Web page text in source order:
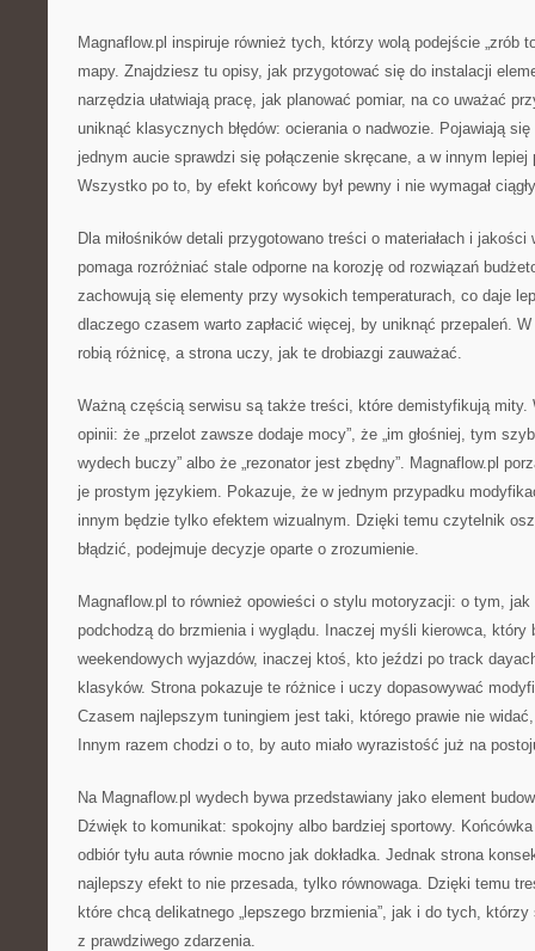
Magnaflow.pl inspiruje również tych, którzy wolą podejście „zrób
mapy. Znajdziesz tu opisy, jak przygotować się do instalacji
narzędzia ułatwiają pracę, jak planować pomiar, na co uważać
uniknąć klasycznych błędów: ocierania o nadwozie. Pojawiają
jednym aucie sprawdzi się połączenie skręcane, a w innym lepiej
Wszystko po to, by efekt końcowy był pewny i nie wymagał
Dla miłośników detali przygotowano treści o materiałach i jakości
pomaga rozróżniać stale odporne na korozję od rozwiązań
zachowują się elementy przy wysokich temperaturach, co daje
dlaczego czasem warto zapłacić więcej, by uniknąć przepaleń.
robią różnicę, a strona uczy, jak te drobiazgi zauważać.
Ważną częścią serwisu są także treści, które demistyfikują mity.
opinii: że „przelot zawsze dodaje mocy”, że „im głośniej, tym
wydech buczy” albo że „rezonator jest zbędny”. Magnaflow.pl
je prostym językiem. Pokazuje, że w jednym przypadku
innym będzie tylko efektem wizualnym. Dzięki temu czytelnik
błądzić, podejmuje decyzje oparte o zrozumienie.
Magnaflow.pl to również opowieści o stylu motoryzacji: o tym, jak
podchodzą do brzmienia i wyglądu. Inaczej myśli kierowca, który
weekendowych wyjazdów, inaczej ktoś, kto jeździ po track
klasyków. Strona pokazuje te różnice i uczy dopasowywać
Czasem najlepszym tuningiem jest taki, którego prawie nie
Innym razem chodzi o to, by auto miało wyrazistość już na
Na Magnaflow.pl wydech bywa przedstawiany jako element
Dźwięk to komunikat: spokojny albo bardziej sportowy.
odbiór tyłu auta równie mocno jak dokładka. Jednak strona
najlepszy efekt to nie przesada, tylko równowaga. Dzięki temu
które chcą delikatnego „lepszego brzmienia”, jak i do tych,
z prawdziwego zdarzenia.